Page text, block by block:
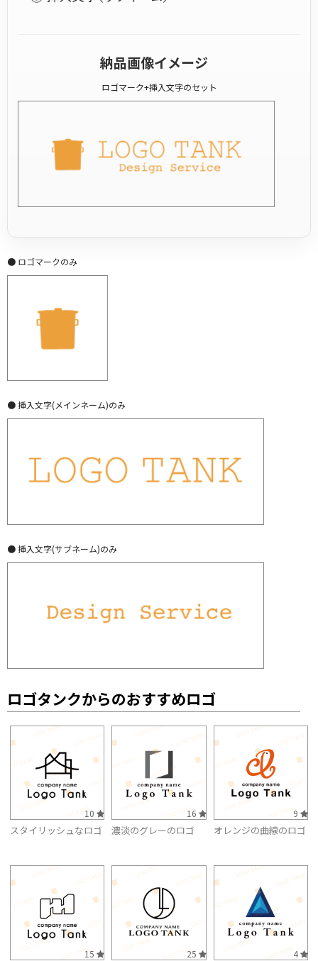
納品画像イメージ
ロゴマーク+挿入文字のセット
● ロゴマークのみ
● 挿入文字(メインネーム)のみ
● 挿入文字(サブネーム)のみ
ロゴタンクからのおすすめロゴ
10
スタイリッシュなロゴ
16
濃淡のグレーのロゴ
9
オレンジの曲線のロゴ
15 25 4